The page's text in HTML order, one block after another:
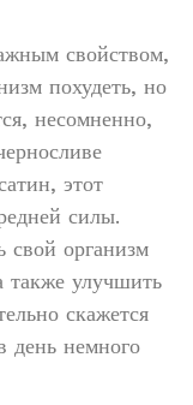
свойством,
похудеть, но
несомненно,
этот
силы.
свой организм
также улучшить
скажется
день немного